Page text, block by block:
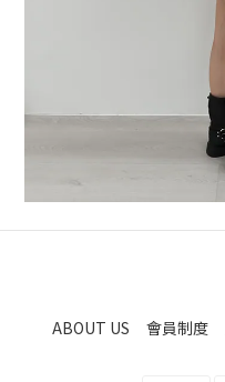
ABOUT US 會員制度